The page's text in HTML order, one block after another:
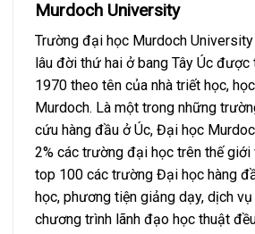
Murdoch University
Trường đại học Murdoch
lâu đời thứ hai ở bang Tây Úc
1970 theo tên của nhà triết học,
Murdoch. Là một trong những
cứu hàng đầu ở Úc, Đại học
2% các trường đại học trên thế giới
top 100 các trường Đại học hàng
học, phương tiện giảng dạy, dịch
chương trình lãnh đạo học thuật